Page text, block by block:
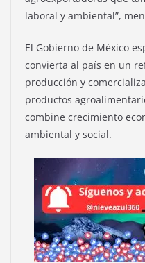
laboral y ambiental”,
El Gobierno de México
convierta al país en un
producción y
productos
combine crecimiento
ambiental y social.